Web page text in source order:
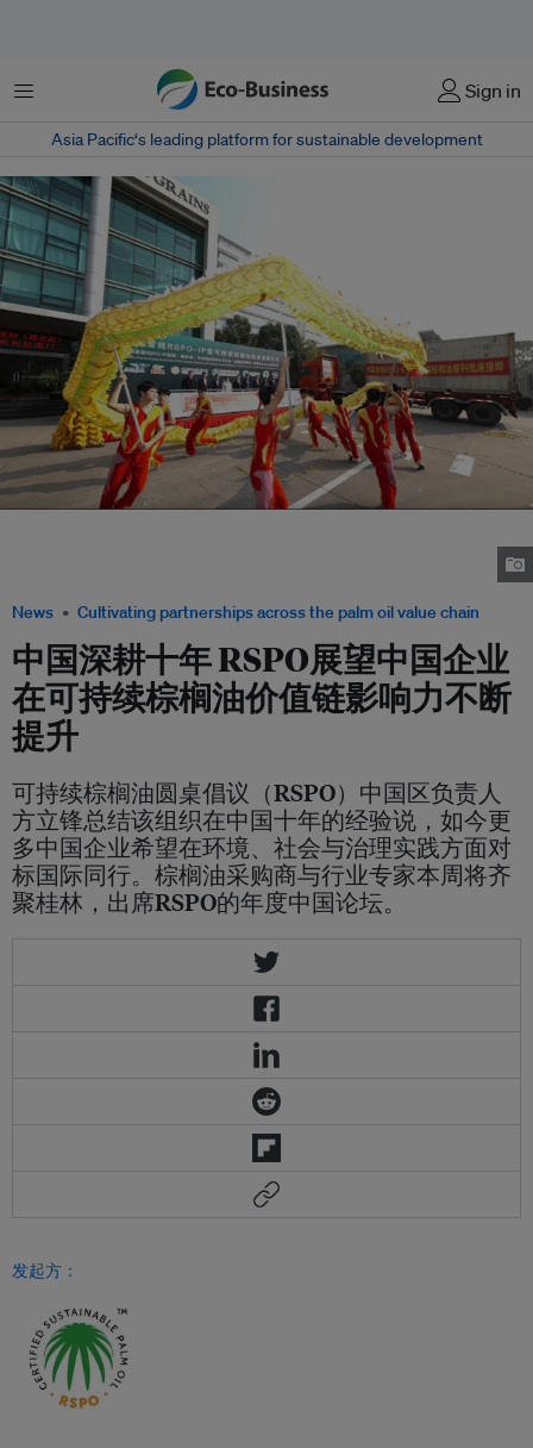
菜单 Sign in
Asia Pacific‘s leading platform for sustainable development
News Cultivating partnerships across the palm oil value chain
中国深耕十年 RSPO展望中国企业
在可持续棕榈油价值链影响力不断
提升
可持续棕榈油圆桌倡议（RSPO）中国区负责人
方立锋总结该组织在中国十年的经验说，如今更
多中国企业希望在环境、社会与治理实践方面对
标国际同行。棕榈油采购商与行业专家本周将齐
聚桂林，出席RSPO的年度中国论坛。
发起方：